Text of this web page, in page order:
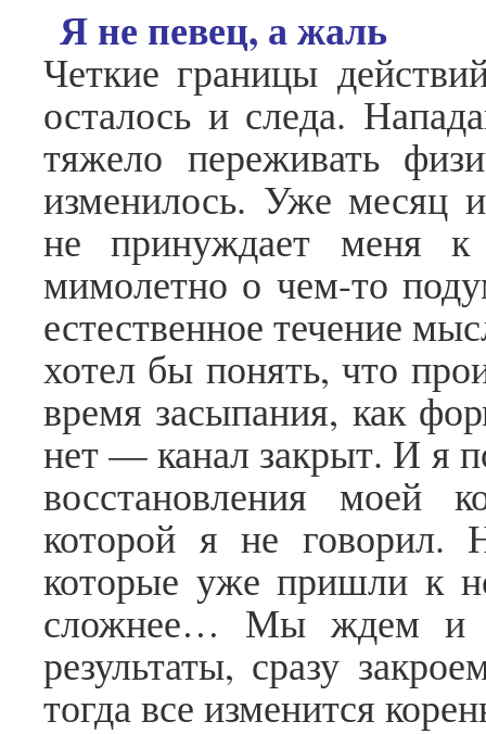
Я не певец, а жаль
Четкие границы
осталось и следа.
тяжело переживать
изменилось. Уже месяц
не принуждает меня
мимолетно о чем-то
естественное течение
хотел бы понять, что
время засыпания, как
нет — канал закрыт. И я
восстановления моей
которой я не говорил.
которые уже пришли к
сложнее… Мы ждем и
результаты, сразу
тогда все изменится